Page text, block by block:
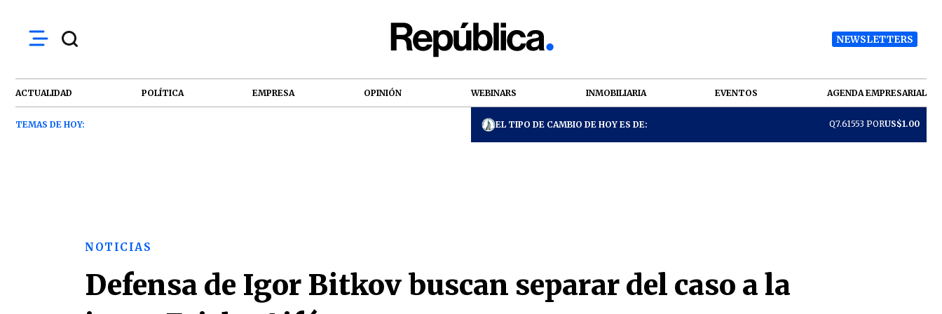
NEWSLETTERS
ACTUALIDAD POLÍTICA EMPRESA OPINIÓN WEBINARS INMOBILIARIA EVENTOS AGENDA EMPRESARIAL
TEMAS DE HOY: EL TIPO DE CAMBIO DE HOY ES DE: Q7.61553 PORUS$1.00
NOTICIAS
Defensa de Igor Bitkov buscan separar del caso a la